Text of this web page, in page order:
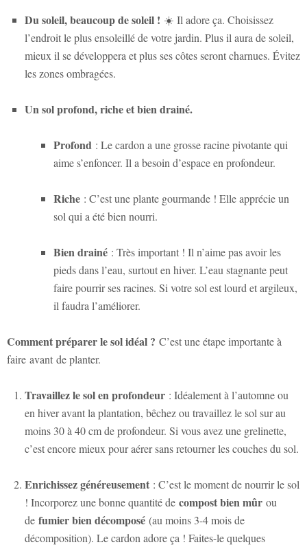
Du soleil, beaucoup de soleil ! ☀️ Il adore ça. Choisissez
l’endroit le plus ensoleillé de votre jardin. Plus il aura de soleil,
mieux il se développera et plus ses côtes seront charnues. Évitez
les zones ombragées.
Un sol profond, riche et bien drainé.
Profond : Le cardon a une grosse racine pivotante qui
aime s’enfoncer. Il a besoin d’espace en profondeur.
Riche : C’est une plante gourmande ! Elle apprécie un
sol qui a été bien nourri.
Bien drainé : Très important ! Il n’aime pas avoir les
pieds dans l’eau, surtout en hiver. L’eau stagnante peut
faire pourrir ses racines. Si votre sol est lourd et argileux,
il faudra l’améliorer.
Comment préparer le sol idéal ? C’est une étape importante à
faire avant de planter.
Travaillez le sol en profondeur : Idéalement à l’automne ou
en hiver avant la plantation, bêchez ou travaillez le sol sur au
moins 30 à 40 cm de profondeur. Si vous avez une grelinette,
c’est encore mieux pour aérer sans retourner les couches du sol.
Enrichissez généreusement : C’est le moment de nourrir le sol
! Incorporez une bonne quantité de compost bien mûr ou
de fumier bien décomposé (au moins 3-4 mois de
décomposition). Le cardon adore ça ! Faites-le quelques